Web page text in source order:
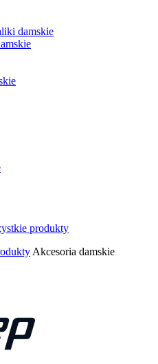
damskie
Akcesoria damskie